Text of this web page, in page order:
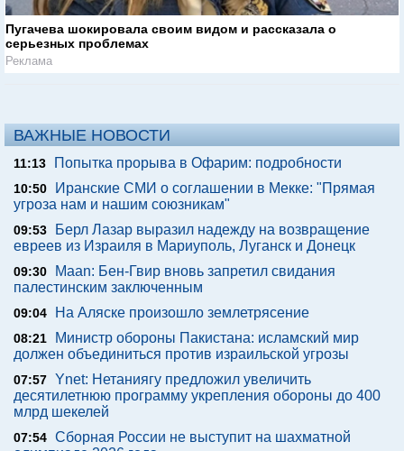
Пугачева шокировала своим видом и рассказала о
серьезных проблемах
Реклама
ВАЖНЫЕ НОВОСТИ
11:13 Попытка прорыва в Офарим: подробности
10:50
Иранские СМИ о соглашении в Мекке: "Прямая
угроза нам и нашим союзникам"
09:53
Берл Лазар выразил надежду на возвращение
евреев из Израиля в Мариуполь, Луганск и Донецк
09:30
Maan: Бен-Гвир вновь запретил свидания
палестинским заключенным
09:04 На Аляске произошло землетрясение
08:21
Министр обороны Пакистана: исламский мир
должен объединиться против израильской угрозы
07:57 Ynet: Нетаниягу предложил увеличить
десятилетнюю программу укрепления обороны до 400
млрд шекелей
07:54 Сборная России не выступит на шахматной